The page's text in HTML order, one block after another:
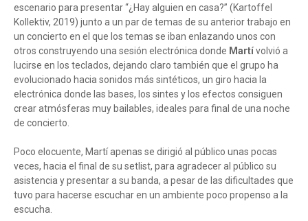
escenario para presentar “¿Hay alguien en casa?” (Kartoffel
Kollektiv, 2019) junto a un par de temas de su anterior trabajo en
un concierto en el que los temas se iban enlazando unos con
otros construyendo una sesión electrónica donde Martívolvió a
lucirse en los teclados, dejando claro también que el grupo ha
evolucionado hacia sonidos más sintéticos, un giro hacia la
electrónica donde las bases, los sintes y los efectos consiguen
crear atmósferas muy bailables, ideales para final de una noche
de concierto.
Poco elocuente, Martí apenas se dirigió al público unas pocas
veces, hacia el final de su setlist, para agradecer al público su
asistencia y presentar a su banda, a pesar de las dificultades que
tuvo para hacerse escuchar en un ambiente poco propenso a la
escucha.